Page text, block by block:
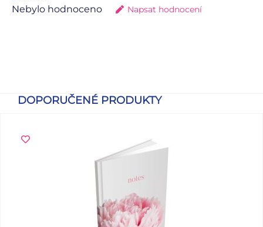
Nebylo hodnoceno Napsat hodnocení
DOPORUČENÉ PRODUKTY